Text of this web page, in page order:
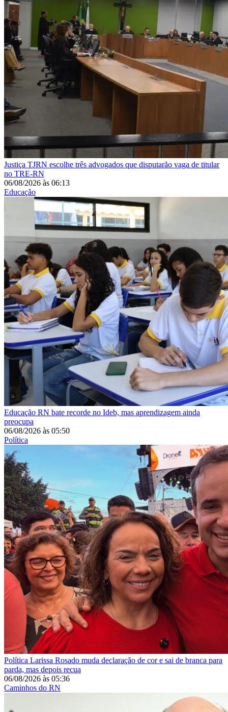
Justiça TJRN escolhe três advogados que disputarão vaga de titular
no TRE-RN
06/08/2026 às 06:13
Educação
Educação RN bate recorde no Ideb, mas aprendizagem ainda
preocupa
06/08/2026 às 05:50
Política
Política Larissa Rosado muda declaração de cor e sai de branca para
parda, mas depois recua
06/08/2026 às 05:36
Caminhos do RN